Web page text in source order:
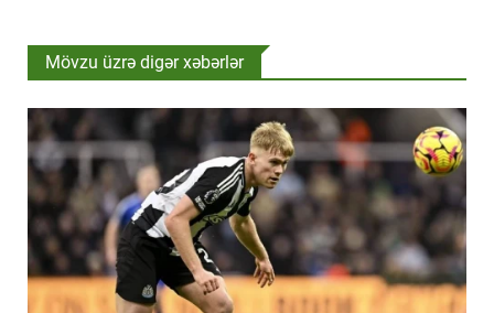
Mövzu üzrə digər xəbərlər